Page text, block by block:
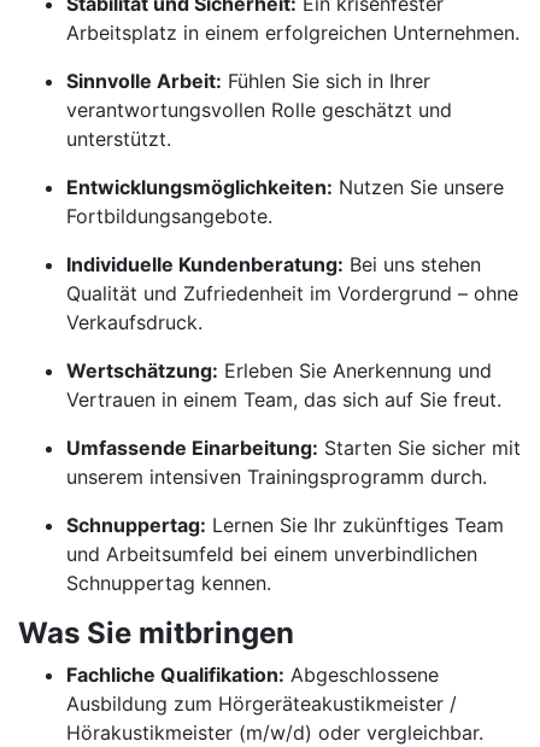
Arbeitsplatz in einem erfolgreichen Unternehmen.
Sinnvolle Arbeit: Fühlen Sie sich in Ihrer
verantwortungsvollen Rolle geschätzt und
unterstützt.
Entwicklungsmöglichkeiten: Nutzen Sie unsere
Fortbildungsangebote.
Individuelle Kundenberatung: Bei uns stehen
Qualität und Zufriedenheit im Vordergrund – ohne
Verkaufsdruck.
Wertschätzung: Erleben Sie Anerkennung und
Vertrauen in einem Team, das sich auf Sie freut.
Umfassende Einarbeitung: Starten Sie sicher mit
unserem intensiven Trainingsprogramm durch.
Schnuppertag: Lernen Sie Ihr zukünftiges Team
und Arbeitsumfeld bei einem unverbindlichen
Schnuppertag kennen.
Was Sie mitbringen
Fachliche Qualifikation: Abgeschlossene
Ausbildung zum Hörgeräteakustikmeister /
Hörakustikmeister (m/w/d) oder vergleichbar.